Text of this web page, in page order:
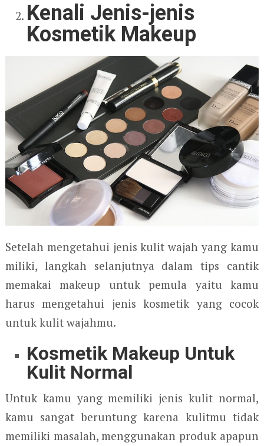
Kenali Jenis-jenis
Kosmetik Makeup
Setelah mengetahui jenis kulit wajah yang kamu
miliki, langkah selanjutnya dalam tips cantik
memakai makeup untuk pemula yaitu kamu
harus mengetahui jenis kosmetik yang cocok
untuk kulit wajahmu.
Kosmetik Makeup Untuk
Kulit Normal
Untuk kamu yang memiliki jenis kulit normal,
kamu sangat beruntung karena kulitmu tidak
memiliki masalah, menggunakan produk apapun